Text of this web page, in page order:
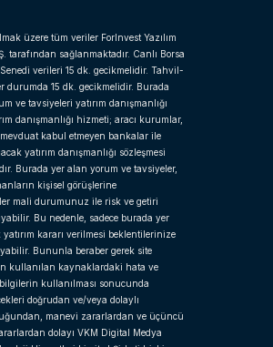
üzere tüm veriler ForInvest Yazılım
tarafından sağlanmaktadır. Canlı Borsa
verileri 15 dk. gecikmelidir. Tahvil-
durumda 15 dk. gecikmelidir. Burada
ve tavsiyeleri yatırım danışmanlığı
danışmanlığı hizmeti; aracı kurumlar,
kabul etmeyen bankalar ile
yatırım danışmanlığı sözleşmesi
Burada yer alan yorum ve tavsiyeler,
kişisel görüşlerine
mali durumunuz ile risk ve getiri
Bu nedenle, sadece burada yer
kararı verilmesi beklentilerinize
Bununla beraber gerek site
kullanılan kaynaklardaki hata ve
kullanılması sonucunda
doğrudan ve/veya dolaylı
manevi zararlardan ve üçüncü
dolayı VKM Digital Medya